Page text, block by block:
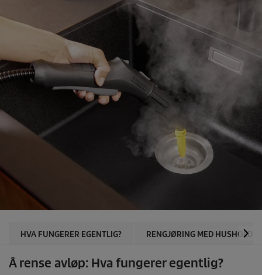
HVA FUNGERER EGENTLIG? RENGJØRING MED
Å rense avløp: Hva fungerer egentlig?